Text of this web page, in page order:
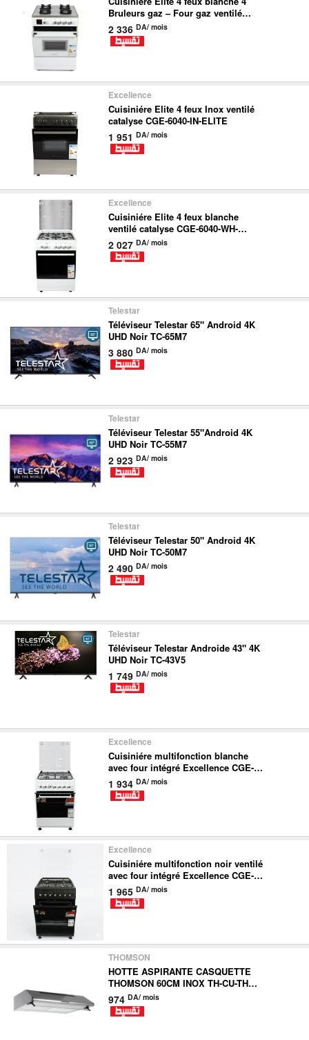
Bruleurs gaz – Four gaz ventilé
CGE-6040-GL-WH-ELITE
2 336 DA/ mois
Excellence
Cuisiniére Elite 4 feux Inox ventilé
catalyse CGE-6040-IN-ELITE
1 951 DA/ mois
Excellence
Cuisiniére Elite 4 feux blanche
ventilé catalyse CGE-6040-WH-
ELITE
2 027 DA/ mois
Telestar
Téléviseur Telestar 65" Android 4K
UHD Noir TC-65M7
3 880 DA/ mois
Telestar
Téléviseur Telestar 55"Android 4K
UHD Noir TC-55M7
2 923 DA/ mois
Telestar
Téléviseur Telestar 50" Android 4K
UHD Noir TC-50M7
2 490 DA/ mois
Telestar
Téléviseur Telestar Androide 43" 4K
UHD Noir TC-43V5
1 749 DA/ mois
Excellence
Cuisiniére multifonction blanche
avec four intégré Excellence CGE-
6040-WH-GENESIS
1 934 DA/ mois
Excellence
Cuisiniére multifonction noir ventilé
avec four intégré Excellence CGE-
6040-BL-GENESIS
1 965 DA/ mois
THOMSON
HOTTE ASPIRANTE CASQUETTE
THOMSON 60CM INOX TH-CU-THD-
60CLX
974 DA/ mois